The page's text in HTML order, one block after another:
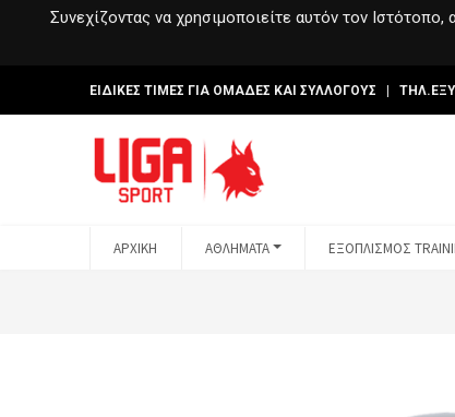
Συνεχίζοντας να χρησιμοποιείτε αυτόν τον
ΕΙΔΙΚΕΣ ΤΙΜΕΣ ΓΙΑ ΟΜΑΔΕΣ ΚΑΙ ΣΥΛΛΟΓΟΥΣ |
ΑΡΧΙΚΗ ΑΘΛΗΜΑΤΑ ΕΞΟΠΛΙΣΜΟΣ